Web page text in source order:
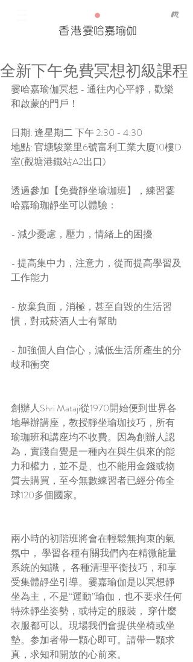
香港霎哈嘉瑜伽
Our Recent Posts
Tags
全新下午免費冥想初級課程
霎哈嘉瑜伽冥想 - 通往內心平靜，歡樂
和啟蒙的門戶！
日期: 逢星期二 下午 2:30 - 4:30
地點: 官塘駿業里6號富利工業大廈10樓D
室(觀塘港鐵站A2出口)
透過參加【免費靜坐瑜珈班】，練習霎
哈嘉瑜珈靜坐可以體驗：
- 減少憂慮，壓力，情緒上的困擾
- 提高集中力，注意力，從而提高學習及
工作能力
- 放棄負面，消極，甚至自毀的生活習
慣，對戒菸酒人士有幫助
- 加強個人自信心，減低生活所產生的分
歧和衝突
創辦人Shri Mataji從1970開始便到世界各
地舉辦講座，教授靜坐瑜珈技巧，所有
瑜珈班和講座均不收費。因為創辦人認
為，實踐自覺是一種內在與生俱來的能
力和權力，並不是、也不能用金錢或物
質去購買，至今無數練習者已經分佈全
球120多個國家。
兩小時的初階班將會在輕鬆無拘束的氣
氛中， 學習各種有關我們內在精微能量
系統的知識， 各種清理平衡技巧，和享
受集體靜坐引導。霎嘉瑜伽是以冥想靜
坐為主，不是“運動”瑜伽，也不要求任何
特殊靜坐姿勢，或特定的服裝， 穿什麼
衣服都可以。現場我們會提供坐椅或坐
墊。参加者帶一顆心即可。請帶一顆求
真，求知和開放​​的心前來。